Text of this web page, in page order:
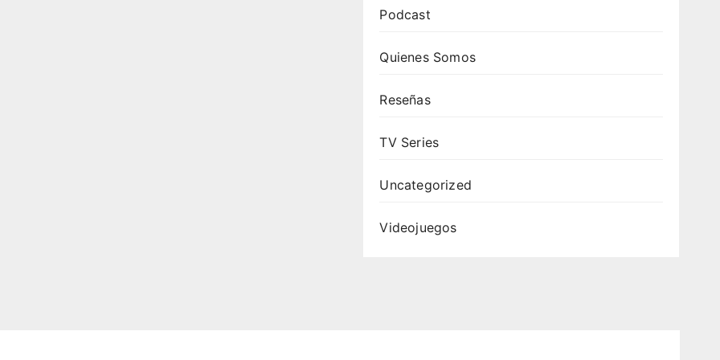
Podcast
Quienes Somos
Reseñas
TV Series
Uncategorized
Videojuegos